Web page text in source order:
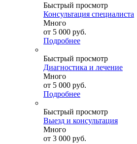
Быстрый просмотр
Консультация специалиста
Много
от 5 000 руб.
Подробнее
Быстрый просмотр
Диагностика и лечение
Много
от 5 000 руб.
Подробнее
Быстрый просмотр
Выезд и консультация
Много
от 3 000 руб.